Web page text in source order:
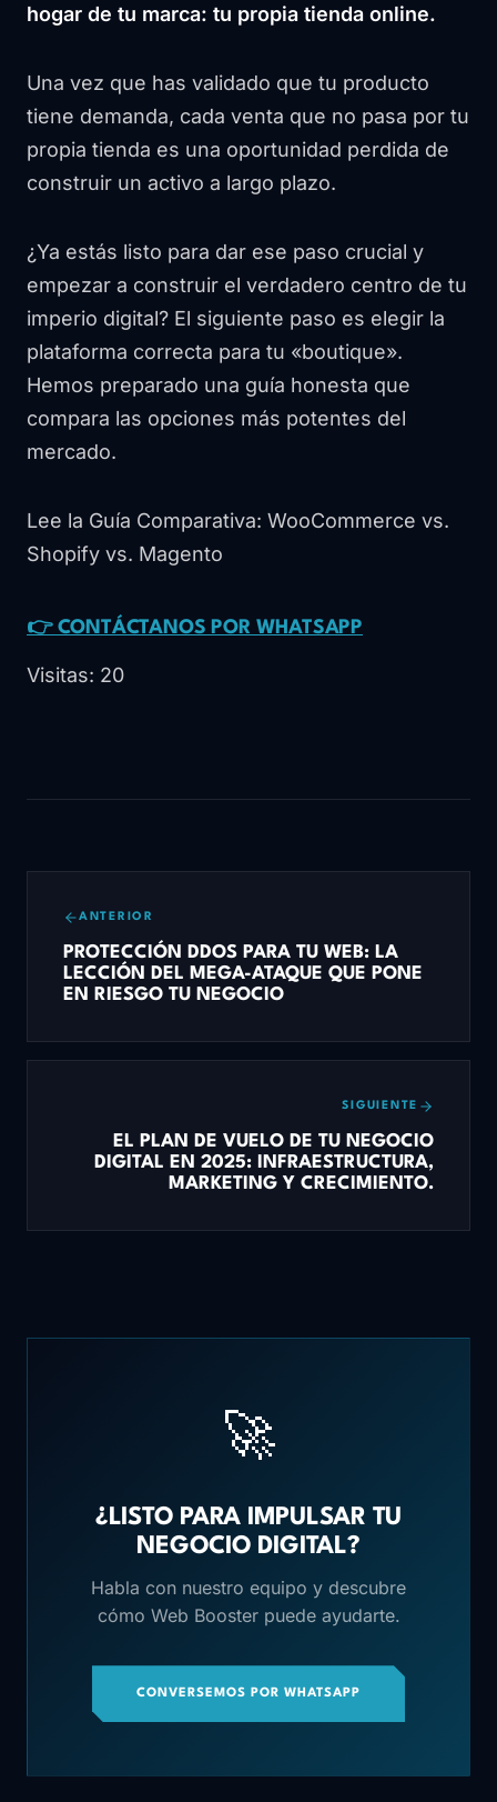
hogar de tu marca: tu propia tienda online.
Una vez que has validado que tu producto
tiene demanda, cada venta que no pasa por tu
propia tienda es una oportunidad perdida de
construir un activo a largo plazo.
¿Ya estás listo para dar ese paso crucial y
empezar a construir el verdadero centro de tu
imperio digital? El siguiente paso es elegir la
plataforma correcta para tu «boutique».
Hemos preparado una guía honesta que
compara las opciones más potentes del
mercado.
Lee la Guía Comparativa: WooCommerce vs.
Shopify vs. Magento
👉 CONTÁCTANOS POR WHATSAPP
Visitas: 20
ANTERIOR
PROTECCIÓN DDOS PARA TU WEB: LA
LECCIÓN DEL MEGA-ATAQUE QUE PONE
EN RIESGO TU NEGOCIO
SIGUIENTE
EL PLAN DE VUELO DE TU NEGOCIO
DIGITAL EN 2025: INFRAESTRUCTURA,
MARKETING Y CRECIMIENTO.
🚀
¿LISTO PARA IMPULSAR TU
NEGOCIO DIGITAL?
Habla con nuestro equipo y descubre
cómo Web Booster puede ayudarte.
CONVERSEMOS POR WHATSAPP